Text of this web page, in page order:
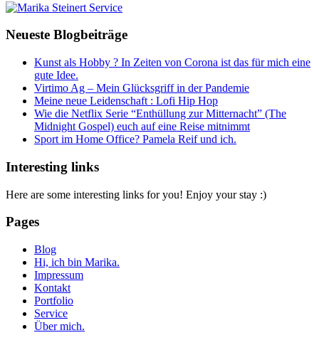
Neueste Blogbeiträge
Kunst als Hobby ? In Zeiten von Corona ist das für mich eine
gute Idee.
Virtimo Ag – Mein Glücksgriff in der Pandemie
Meine neue Leidenschaft : Lofi Hip Hop
Wie die Netflix Serie “Enthüllung zur Mitternacht” (The
Midnight Gospel) euch auf eine Reise mitnimmt
Sport im Home Office? Pamela Reif und ich.
Interesting links
Here are some interesting links for you! Enjoy your stay :)
Pages
Blog
Hi, ich bin Marika.
Impressum
Kontakt
Portfolio
Service
Über mich.